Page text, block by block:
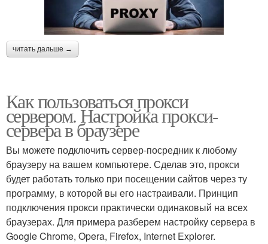
читать дальше →
Как пользоваться прокси
сервером. Настройка прокси-
сервера в браузере
Вы можете подключить сервер-посредник к любому
браузеру на вашем компьютере. Сделав это, прокси
будет работать только при посещении сайтов через ту
программу, в которой вы его настраивали. Принцип
подключения прокси практически одинаковый на всех
браузерах. Для примера разберем настройку сервера в
Google Chrome, Opera, Firefox, Internet Explorer.